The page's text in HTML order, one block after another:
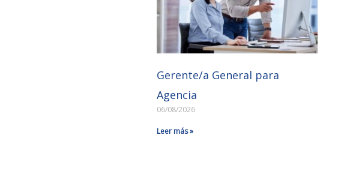
Gerente/a General para
Agencia
06/08/2026
Leer más »